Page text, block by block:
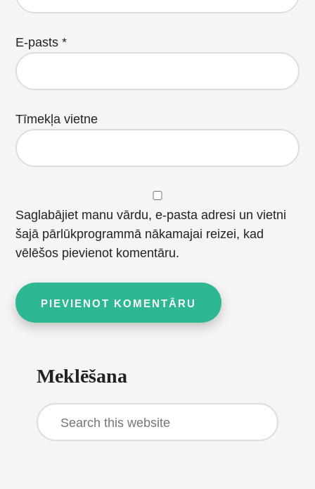
E-pasts*
Tīmekļa vietne
Saglabājiet manu vārdu, e-pasta adresi un vietni
šajā pārlūkprogrammā nākamajai reizei, kad
vēlēšos pievienot komentāru.
Sidebar
Meklēšana
Search
this
website